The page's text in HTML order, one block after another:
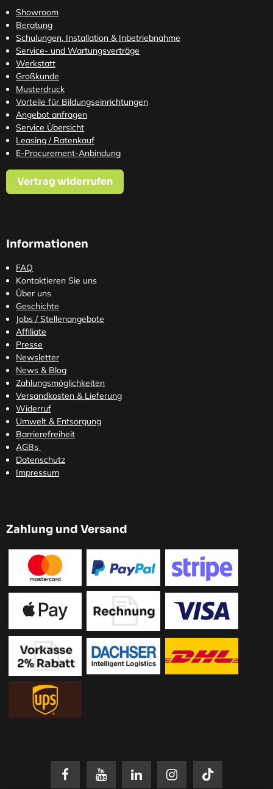
Showroom
Beratung
Schulungen, Installation & Inbetriebnahme
Service- und Wartungsverträge
Werkstatt
Großkunde
Musterdruck
Vorteile für Bildungseinrichtungen
Angebot anfragen
Service Übersicht
Leasing / Ratenkauf
E-Procurement-Anbindung
Vertrag widerrufen
Informationen
FAQ
Kontaktieren Sie uns
Über uns
Geschichte
Jobs / Stellenangebote
Affiliate
Presse
Newsletter
News & Blog
Zahlungsmöglichkeiten
Versandkosten & Lieferung
Widerruf
Umwelt & Entsorgung
Barrierefreiheit
AGBs
Datenschutz
Impressum
Zahlung und Versand